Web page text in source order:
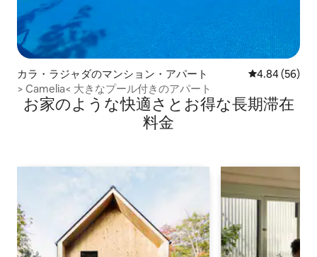
カラ・ラジャダのマンション・アパート レビュー56
4.84 (56)
> Camelia< 大きなプール付きのアパート
お家のような快⁠適⁠さ⁠とお⁠得⁠な長⁠期⁠滞⁠在
料⁠金